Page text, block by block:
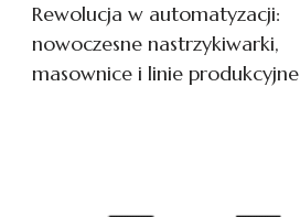
Rewolucja w automatyzacji:
nowoczesne nastrzykiwarki,
masownice i linie produkcyjne